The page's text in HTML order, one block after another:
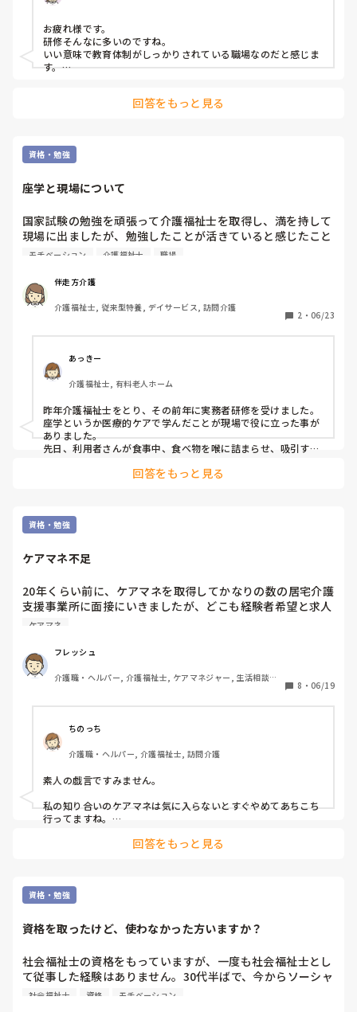
神奈川県では、メールでの問い合わせにも応じてますが、東
京都では電話のみ。今日、電話でこの件について話をしまし
たが、全く納得できる説明はなく、揉めました。29日までに
事業所から証明書が送られてこなかった場合、再度、電話を
することになっています。
お疲れ様です。
研修そんなに多いのですね。
いい意味で教育体制がしっかりされている職場なのだと感じま
す。
回答をもっと見る
資格・勉強
座学と現場について
国家試験の勉強を頑張って介護福祉士を取得し、満を持して
現場に出ましたが、勉強したことが活きていると感じたこと
がありません…。皆さまは座学が現場で活きた経験などあり
モチベーション 介護福祉士 職場
伴走方介護
介護福祉士, 従来型特養, デイサービス, 訪問介護
2 ・ 06/23
あっきー
介護福祉士, 有料老人ホーム
昨年介護福祉士をとり、その前年に実務者研修を受けました。
座学というか医療的ケアで学んだことが現場で役に立った事が
ありました。
先日、利用者さんが食事中、食べ物を喉に詰まらせ、吸引する
看護師さんの指示もありましたが、吸引機の準備を迅速にでき
た。
回答をもっと見る
資格・勉強
ケアマネ不足
20年くらい前に、ケアマネを取得してかなりの数の居宅介護
支援事業所に面接にいきましたが、どこも経験者希望と求人
などにあり、なかなか採用が難しく、ケアマネ資格はある
未経験でも、介護福祉士あがりのケアマネは。。と言われ断
られたり、基本資格医療系のケアマネ希望とかありました。
今のケアマネ不足は、当時のこのような、当時のことが影響
し、ケアマネ高齢化の原因かなとも思います。
まあ、一番は、待遇、給与面が介護職と逆転したことかもし
今は、ケアマネ不足と求人があり、未経験でも募集、採用は
ケアマネ
フレッシュ
介護職・ヘルパー, 介護福祉士, ケアマネジャー, 生活相談員,
8 ・ 06/19
ちのっち
介護職・ヘルパー, 介護福祉士, 訪問介護
素人の戯言ですみません。
私の知り合いのケアマネは気に入らないとすぐやめてあちこち
行ってますね。
給料や周りとうまくいかないとすぐやめて
もちろん、事業所やヘルパーにも「やんなさいよ」みたいな感
じでしょうね。それでいて「入ってくれる事業所がいない、入
そんなイメージです。
ナース上がりのケアマネは強気ですよね。介護がわからないよ
うな医療用語使ったりして。はぁ？って思います。
回答をもっと見る
資格・勉強
資格を取ったけど、使わなかった方いますか？
社会福祉士の資格をもっていますが、一度も社会福祉士とし
て従事した経験はありません。30代半ばで、今からソーシャ
ルワーカーになろうかとも少しよぎりますが、意欲がなく
社会福祉士 資格 モチベーション